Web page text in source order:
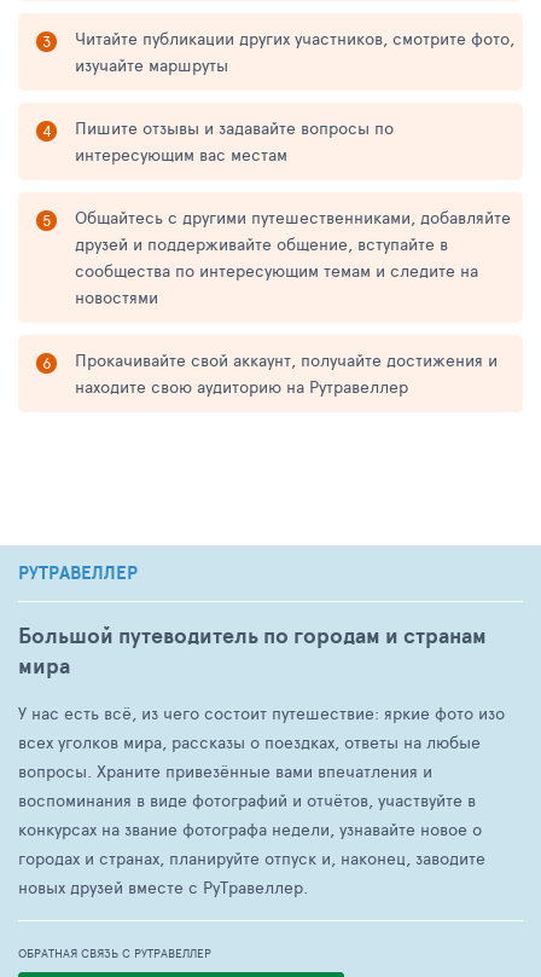
Читайте публикации других участников, смотрите фото,
изучайте маршруты
Пишите отзывы и задавайте вопросы по
интересующим вас местам
Общайтесь с другими путешественниками, добавляйте
друзей и поддерживайте общение, вступайте в
сообщества по интересующим темам и следите на
новостями
Прокачивайте свой аккаунт, получайте достижения и
находите свою аудиторию на Рутравеллер
РУТРАВЕЛЛЕР
Большой путеводитель по городам и странам
мира
У нас есть всё, из чего состоит путешествие: яркие фото изо
всех уголков мира, рассказы о поездках, ответы на любые
вопросы. Храните привезённые вами впечатления и
воспоминания в виде фотографий и отчётов, участвуйте в
конкурсах на звание фотографа недели, узнавайте новое о
городах и странах, планируйте отпуск и, наконец, заводите
новых друзей вместе с РуТравеллер.
ОБРАТНАЯ СВЯЗЬ С РУТРАВЕЛЛЕР